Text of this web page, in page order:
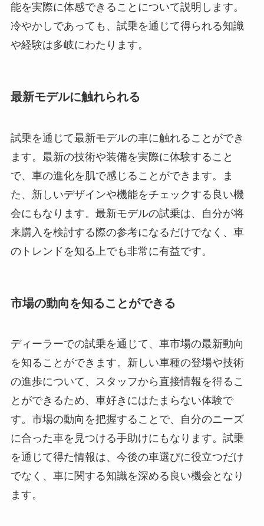
能を実際に体感できることについて説明します。
冷やかしであっても、試乗を通じて得られる知識
や経験は多岐にわたります。
最新モデルに触れられる
試乗を通じて最新モデルの車に触れることができ
ます。最新の技術や装備を実際に体験すること
で、車の進化を肌で感じることができます。ま
た、新しいデザインや機能をチェックする良い機
会にもなります。最新モデルの試乗は、自分が将
来購入を検討する際の参考になるだけでなく、車
のトレンドを知る上でも非常に有益です。
市場の動向を知ることができる
ディーラーでの試乗を通じて、車市場の最新動向
を知ることができます。新しい車種の登場や技術
の進歩について、スタッフから直接情報を得るこ
とができるため、車好きにはたまらない体験で
す。市場の動向を把握することで、自分のニーズ
に合った車を見つける手助けにもなります。試乗
を通じて得た情報は、今後の車選びに役立つだけ
でなく、車に関する知識を深める良い機会となり
ます。